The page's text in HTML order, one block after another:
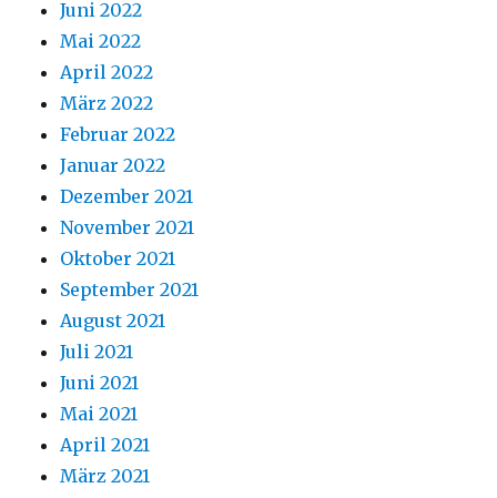
Juni 2022
Mai 2022
April 2022
März 2022
Februar 2022
Januar 2022
Dezember 2021
November 2021
Oktober 2021
September 2021
August 2021
Juli 2021
Juni 2021
Mai 2021
April 2021
März 2021